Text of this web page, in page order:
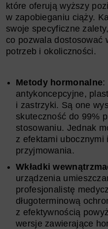
które oferują wyższy
w zapobieganiu ciąży.
swoje specyficzne
co pozwala dostosować
potrzeb i okoliczności.
Metody hormonalne:
antykoncepcyjne,
i zastrzyki. Są one
skuteczność do 99%
stosowaniu. Jednak
z efektami ubocznymi
przyjmowania.
Wkładki
urządzenia
profesjonalistę
długoterminową
z efektywnością
wersje zawierające